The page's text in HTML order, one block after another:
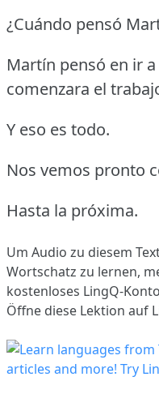
¿Cuándo pensó
Martín pensó en ir
comenzara el
Y eso es todo.
Nos vemos pronto
Hasta la próxima.
Um Audio zu diesem
Wortschatz zu lernen,
kostenloses LingQ-
Öffne diese Lektion auf